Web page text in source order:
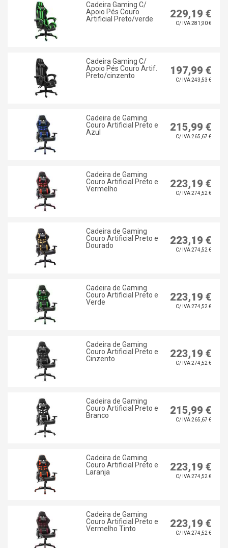
Cadeira Gaming C/
Apoio Pés Couro
Artificial Preto/verde
229,19 €
C/ IVA 281,90 €
Cadeira Gaming C/
Apoio Pés Couro Artif.
Preto/cinzento
197,99 €
C/ IVA 243,53 €
Cadeira de Gaming
Couro Artificial Preto e
Azul
215,99 €
C/ IVA 265,67 €
Cadeira de Gaming
Couro Artificial Preto e
Vermelho
223,19 €
C/ IVA 274,52 €
Cadeira de Gaming
Couro Artificial Preto e
Dourado
223,19 €
C/ IVA 274,52 €
Cadeira de Gaming
Couro Artificial Preto e
Verde
223,19 €
C/ IVA 274,52 €
Cadeira de Gaming
Couro Artificial Preto e
Cinzento
223,19 €
C/ IVA 274,52 €
Cadeira de Gaming
Couro Artificial Preto e
Branco
215,99 €
C/ IVA 265,67 €
Cadeira de Gaming
Couro Artificial Preto e
Laranja
223,19 €
C/ IVA 274,52 €
Cadeira de Gaming
Couro Artificial Preto e
Vermelho Tinto
223,19 €
C/ IVA 274,52 €